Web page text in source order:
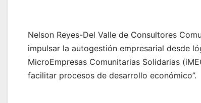
Nelson Reyes-Del Valle de Consultores
impulsar la autogestión empresarial desde
MicroEmpresas Comunitarias Solidarias
facilitar procesos de desarrollo económico”.